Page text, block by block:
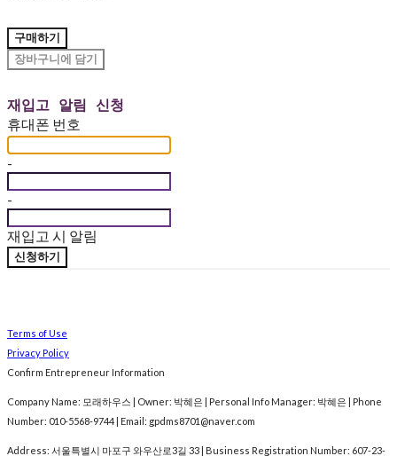
구매하기
장바구니에 담기
재입고 알림 신청
휴대폰 번호
-
-
재입고 시 알림
신청하기
Terms of Use
Privacy Policy
Confirm Entrepreneur Information
Company Name: 모래하우스 | Owner: 박혜은 | Personal Info Manager: 박혜은 | Phone
Number: 010-5568-9744 | Email: gpdms8701@naver.com
Address: 서울특별시 마포구 와우산로3길 33 | Business Registration Number: 607-23-